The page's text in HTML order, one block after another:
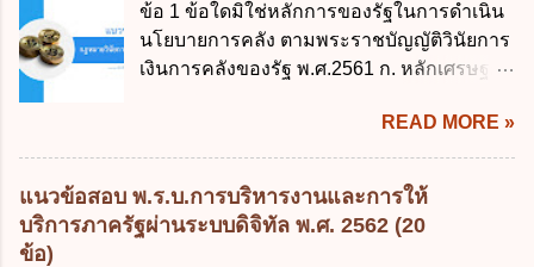
พ.ศ. 2544 4. ประกาศของคณะปฏิวัติ ฉบับที่
203 ลงวันที่ 31 สิงหาคม 2515 ข้อ 3. ข้อใดไม่
ถูกต้อง 1. นายกรัฐมนตรีมีอำนาจออกกฎเพื่อ
ประมาณ พ.ศ. 2561 2. นายกรัฐมนตรีเป็นผู้
รักษาการตามพระราช บัญญัติวิธีการงบ
ประมาณ พ.ศ. 2561 3. รัฐมนตรีว่าการ
กระทรวงการคลัง เป็นผู้รักษาการตามพระ
ข้อ 1 ข้อใดมิใช่หลักการของรัฐในการดำเนิน
นโยบายการคลัง ตามพระราชบัญญัติวินัยการ
เงินการคลังของรัฐ พ.ศ.2561 ก. หลักเศรษฐกิจ
เศรษฐกิจ ค. หลักการพัฒนาทางเศรษฐกิจ
อย่างยั่งยืน ง. หลักความเป็นธรรมในสังคม ข้อ
2 สัดส่วนหนี้สาธารณะต่อผลิตภัณฑ์มวลรวม
ในประเทศเพื่อใช้เป็นกรอบในการบริหารหนี้
สาธารณะเป็นไปตามข้อใด ก. ไม่เกินร้อยละ 5
READ MORE »
แนวข้อสอบ พ.ร.บ.การบริหารงานและการให้
บริการภาครัฐผ่านระบบดิจิทัล พ.ศ. 2562 (20
ข้อ)